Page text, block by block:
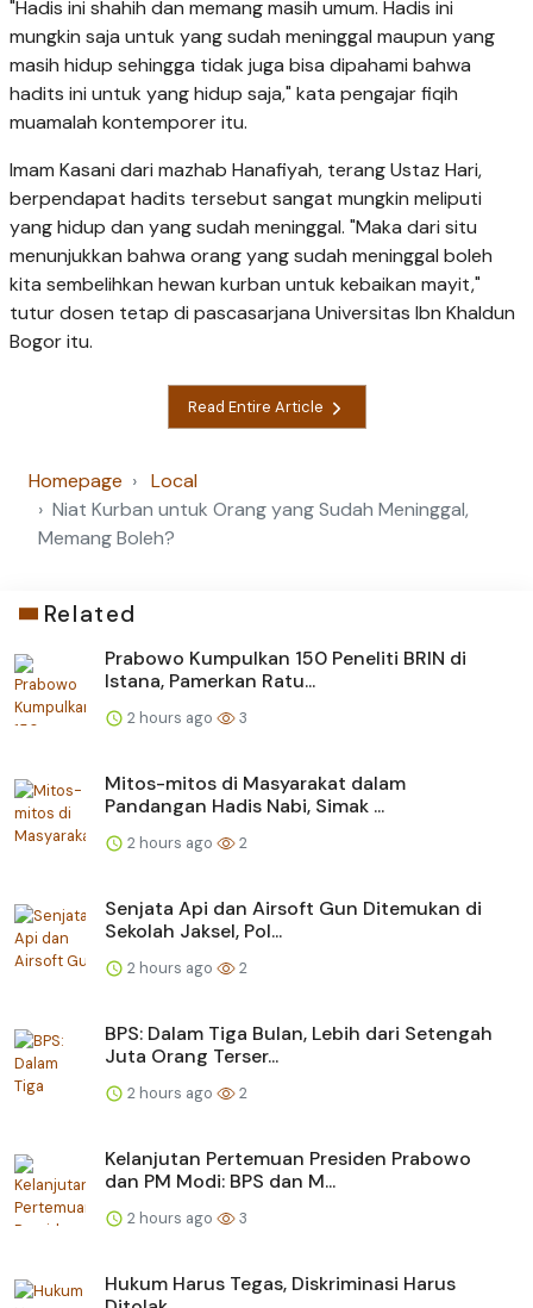
"Hadis ini shahih dan memang masih umum. Hadis ini
mungkin saja untuk yang sudah meninggal maupun yang
masih hidup sehingga tidak juga bisa dipahami bahwa
hadits ini untuk yang hidup saja," kata pengajar fiqih
muamalah kontemporer itu.
Imam Kasani dari mazhab Hanafiyah, terang Ustaz Hari,
berpendapat hadits tersebut sangat mungkin meliputi
yang hidup dan yang sudah meninggal. "Maka dari situ
menunjukkan bahwa orang yang sudah meninggal boleh
kita sembelihkan hewan kurban untuk kebaikan mayit,"
tutur dosen tetap di pascasarjana Universitas Ibn Khaldun
Bogor itu.
Read Entire Article
Homepage
Local
Niat Kurban untuk Orang yang Sudah Meninggal,
Memang Boleh?
Related
Prabowo Kumpulkan 150 Peneliti BRIN di
Istana, Pamerkan Ratu...
2 hours ago 3
Mitos-mitos di Masyarakat dalam
Pandangan Hadis Nabi, Simak ...
2 hours ago 2
Senjata Api dan Airsoft Gun Ditemukan di
Sekolah Jaksel, Pol...
2 hours ago 2
BPS: Dalam Tiga Bulan, Lebih dari Setengah
Juta Orang Terser...
2 hours ago 2
Kelanjutan Pertemuan Presiden Prabowo
dan PM Modi: BPS dan M...
2 hours ago 3
Hukum Harus Tegas, Diskriminasi Harus